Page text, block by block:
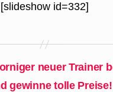
[slideshow id=332]
neuer Trainer
gewinne tolle Preise!